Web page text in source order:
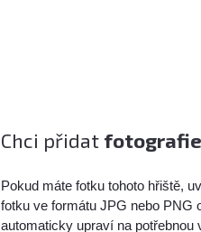
Chci přidat fotografie
Pokud máte fotku tohoto hřiště,
fotku ve formátu JPG nebo PNG
automaticky upraví na